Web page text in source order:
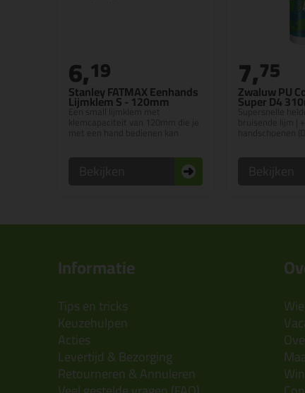
Stanley FATMAX Eenhands
Lijmklem S - 120mm
Een small lijmklem met
6,19
Zwaluw PU
Super D4
Supersnelle
7,75
Informatie
Tips en tricks
Keuzehulpen
Acties
Levertijd & Bezorging
Retourneren & Annuleren